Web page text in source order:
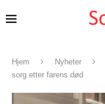
Hjem Nyheter
sorg etter farens død